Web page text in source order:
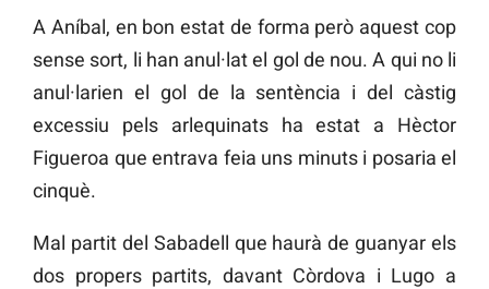
A Aníbal, en bon estat de forma però aquest cop
sense sort, li han anul·lat el gol de nou. A qui no li
anul·larien el gol de la sentència i del càstig
excessiu pels arlequinats ha estat a Hèctor
Figueroa que entrava feia uns minuts i posaria el
cinquè.
Mal partit del Sabadell que haurà de guanyar els
dos propers partits, davant Còrdova i Lugo a